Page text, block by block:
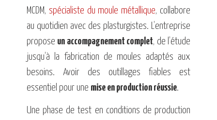
MCDM, spécialiste du moule métallique, collabore
au quotidien avec des plasturgistes. L’entreprise
propose un accompagnement complet, de l’étude
jusqu’à la fabrication de moules adaptés aux
besoins. Avoir des outillages fiables est
essentiel pour une mise en production réussie.
Une phase de test en conditions de production